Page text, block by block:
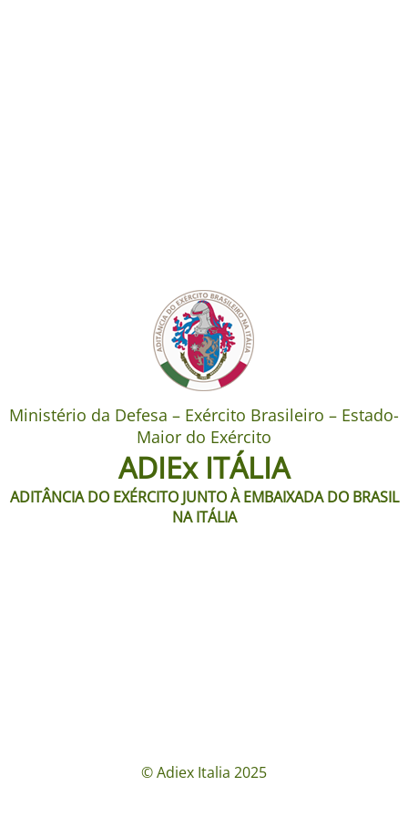
Ministério da Defesa – Exército Brasileiro – Estado-
Maior do Exército
ADIEx ITÁLIA
ADITÂNCIA DO EXÉRCITO JUNTO À EMBAIXADA DO BRASIL
NA ITÁLIA
© Adiex Italia 2025